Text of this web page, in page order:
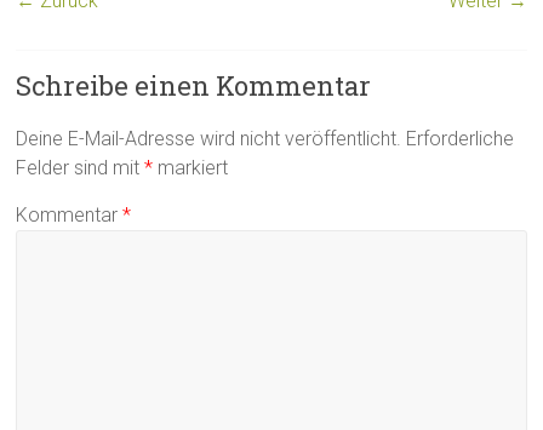
Schreibe einen Kommentar
Deine E-Mail-Adresse wird nicht veröffentlicht. Erforderliche
Felder sind mit* markiert
Kommentar*